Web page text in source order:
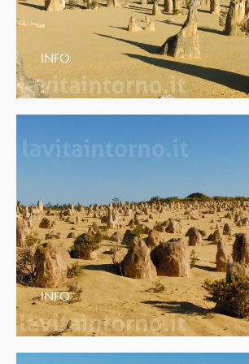
INFO
INFO